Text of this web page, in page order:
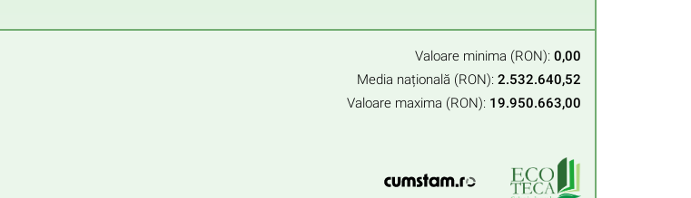
Valoare minima (RON): 0,00
Media națională (RON): 2.532.640,52
Valoare maxima (RON): 19.950.663,00